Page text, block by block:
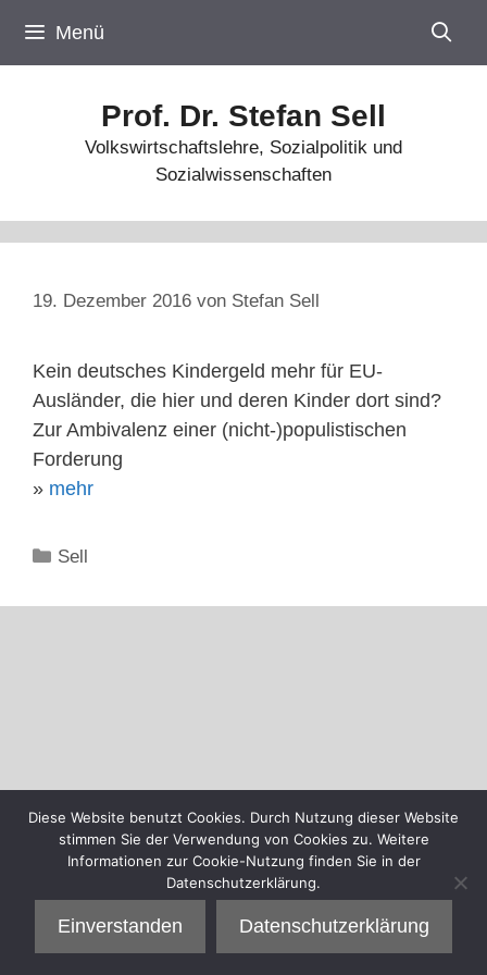
Inhalt
springen
Menü
Prof. Dr. Stefan Sell
Volkswirtschaftslehre, Sozialpolitik und
Sozialwissenschaften
19. Dezember 2016 von Stefan Sell
Kein deutsches Kindergeld mehr für EU-
Ausländer, die hier und deren Kinder dort sind?
Zur Ambivalenz einer (nicht-)populistischen
Forderung
» mehr
Kategorien
Sell
Diese Website benutzt Cookies. Durch Nutzung dieser Website
stimmen Sie der Verwendung von Cookies zu. Weitere
Informationen zur Cookie-Nutzung finden Sie in der
Datenschutzerklärung.
Einverstanden Datenschutzerklärung